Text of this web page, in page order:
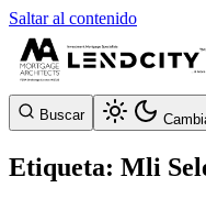
Saltar al contenido
Buscar
Etiqueta: Mli